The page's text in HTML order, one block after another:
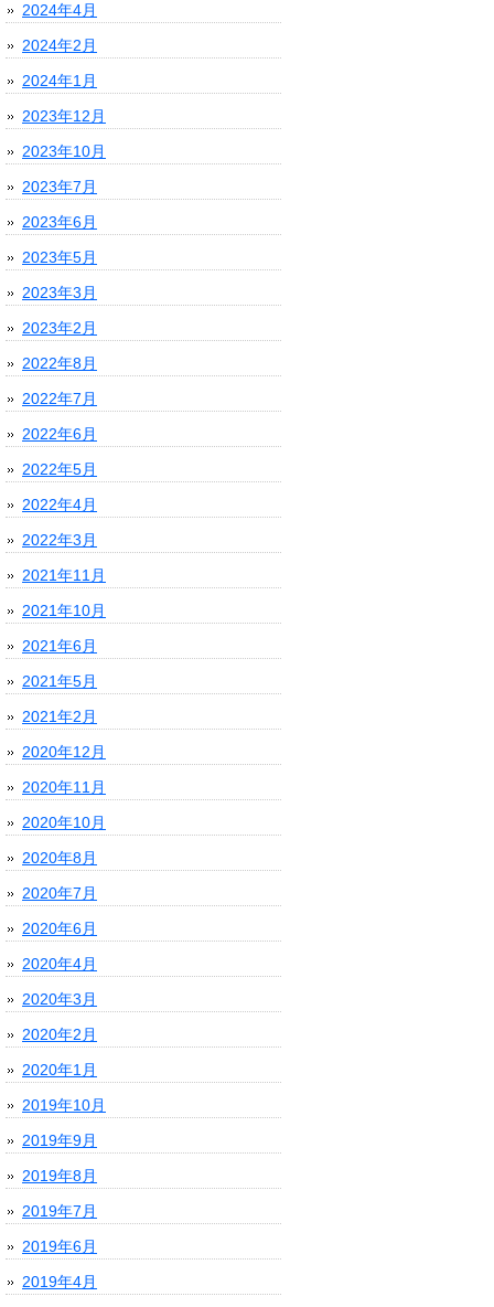
2024年4月
2024年2月
2024年1月
2023年12月
2023年10月
2023年7月
2023年6月
2023年5月
2023年3月
2023年2月
2022年8月
2022年7月
2022年6月
2022年5月
2022年4月
2022年3月
2021年11月
2021年10月
2021年6月
2021年5月
2021年2月
2020年12月
2020年11月
2020年10月
2020年8月
2020年7月
2020年6月
2020年4月
2020年3月
2020年2月
2020年1月
2019年10月
2019年9月
2019年8月
2019年7月
2019年6月
2019年4月